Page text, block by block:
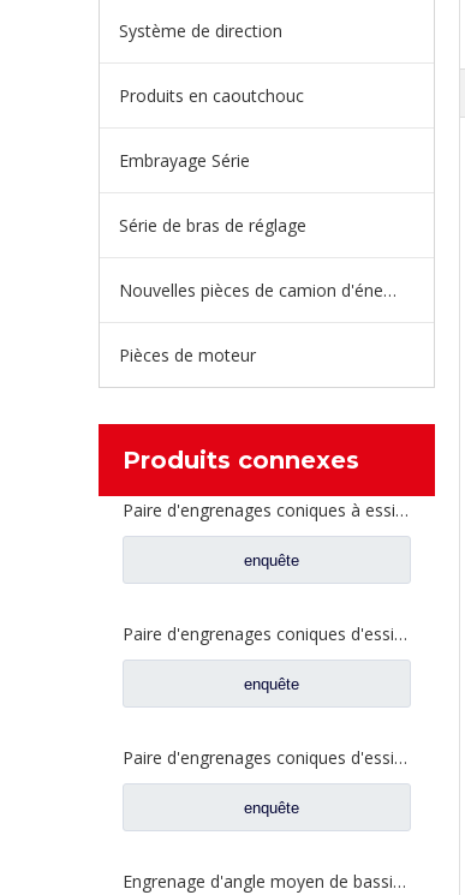
Système de direction
Produits en caoutchouc
Embrayage Série
Série de bras de réglage
Nouvelles pièces de camion d'énergie
Pièces de moteur
Produits connexes
Paire d'engrenages coniques à essieu moyen 27/18 pour pièces de rechange de camion Ankai & BENZ Foton Auman HFF2502040/41CK1BZ
enquête
Paire d'engrenages coniques d'essieu arrière 21/28 pour pièces de rechange de camion Ankai & BENZ Foton Auman HFF2402038/39CK1BZ
enquête
Paire d'engrenages coniques d'essieu arrière 18/27 pour pièces de rechange de camion Ankai & BENZ Foton Auman HFF2402040/41CK1BZ
enquête
Engrenage d'angle moyen de bassin de pont pour les pièces de rechange 42104456 de camion de SAIC Hongyan